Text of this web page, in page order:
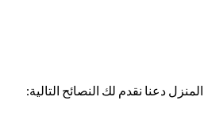
دعنا نقدم لك النصائح التالية: